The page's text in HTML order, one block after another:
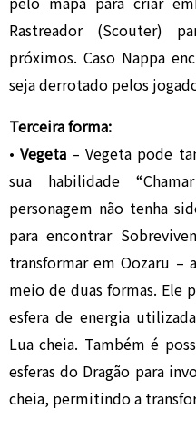
Rastreador (Scouter)
próximos. Caso Nappa
seja derrotado pelos
Terceira forma:
•Vegeta – Vegeta pode
sua habilidade
personagem não tenha
para encontrar
transformar em Oozaru –
meio de duas formas. Ele
esfera de energia
Lua cheia. Também é
esferas do Dragão para
cheia, permitindo a